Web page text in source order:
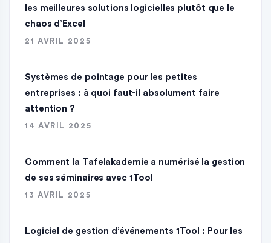
les meilleures solutions logicielles plutôt que le
chaos d’Excel
21 AVRIL 2025
Systèmes de pointage pour les petites
entreprises : à quoi faut-il absolument faire
attention ?
14 AVRIL 2025
Comment la Tafelakademie a numérisé la gestion
de ses séminaires avec 1Tool
13 AVRIL 2025
Logiciel de gestion d’événements 1Tool : Pour les